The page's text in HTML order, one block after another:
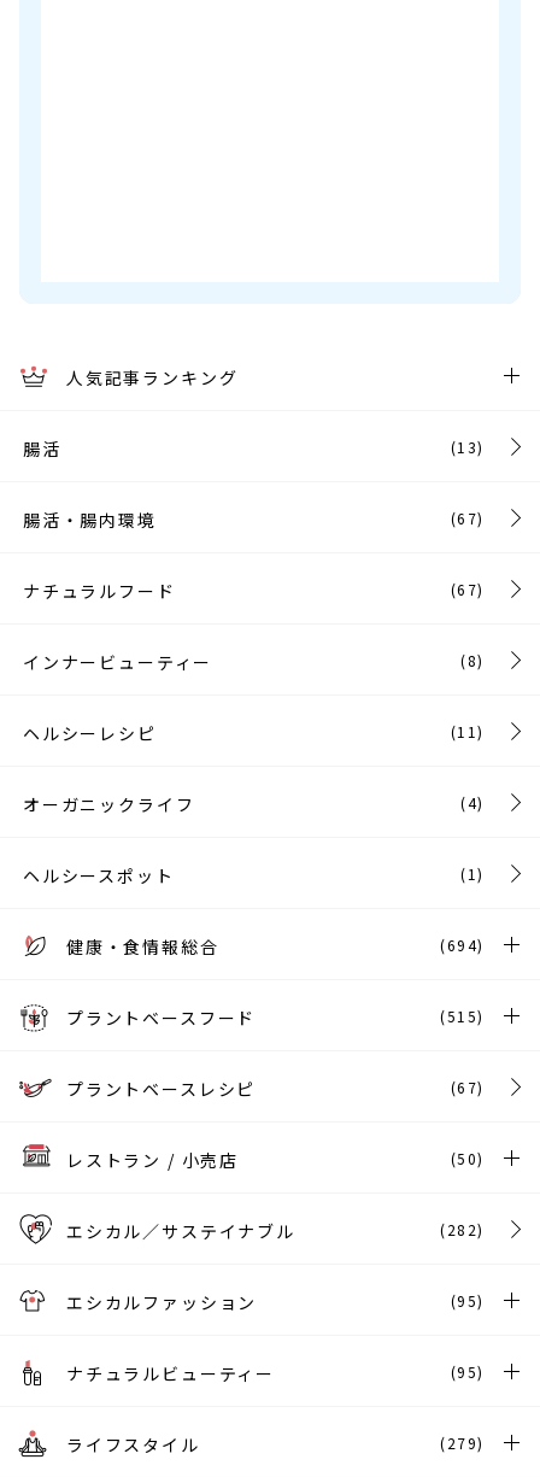
人気記事ランキング
腸活 (13)
腸活・腸内環境 (67)
ナチュラルフード (67)
インナービューティー (8)
ヘルシーレシピ (11)
オーガニックライフ (4)
ヘルシースポット (1)
健康・食情報総合 (694)
プラントベースフード (515)
プラントベースレシピ (67)
レストラン / 小売店 (50)
エシカル／サステイナブル (282)
エシカルファッション (95)
ナチュラルビューティー (95)
ライフスタイル (279)